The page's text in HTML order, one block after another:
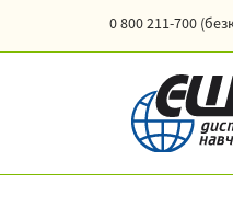
0 800 211-700